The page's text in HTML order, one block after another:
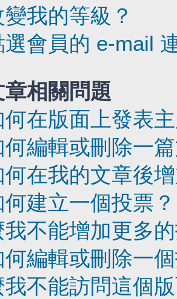
我的等級？
選會員的 e-mail
相關問題
在版面上發表
編輯或刪除一
在我的文章後
建立一個投票？
不能增加更多
編輯或刪除一
不能訪問這個